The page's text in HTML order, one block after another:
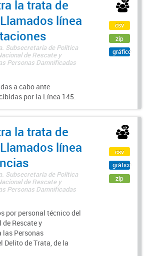
la trata de
línea
Subsecretaría de Política
de Rescate y
Personas Damnificadas
a cabo ante
por la Línea 145.
csv
zip
gráfico
la trata de
línea
Subsecretaría de Política
de Rescate y
Personas Damnificadas
por personal técnico del
Rescate y
las Personas
Delito de Trata, de la
csv
gráfico
zip